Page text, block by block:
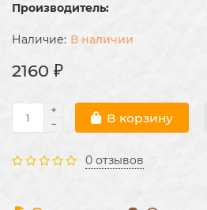
Производитель:
В наличии
2160 ₽
В корзину
0 отзывов